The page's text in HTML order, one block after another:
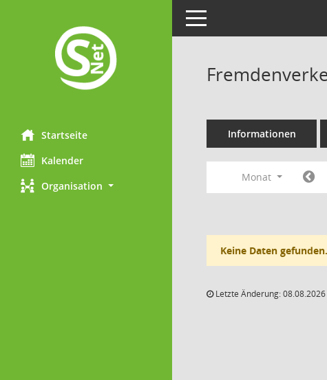
Startseite
Kalender
Organisation
Toggle navigation
Informationen
Monat
Keine Daten gefunden.
Letzte Änderung: